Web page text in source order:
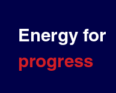
Energy for
progress